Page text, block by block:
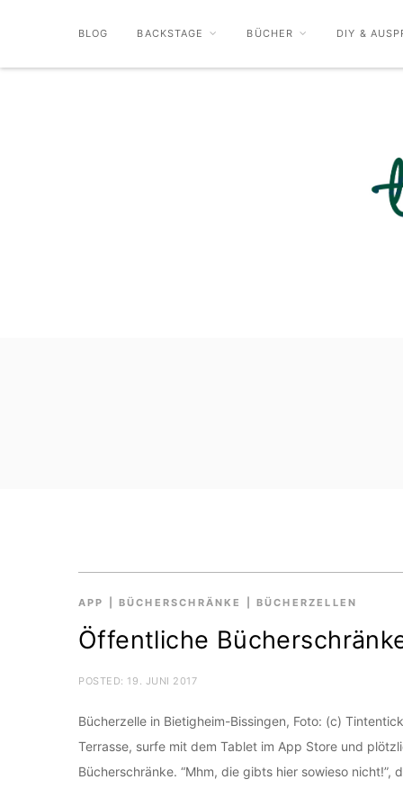
BLOG BACKSTAGE BÜCHER DIY &
APP BÜCHERSCHRÄNKE BÜCHERZELLEN
Öffentliche
POSTED: 19. JUNI 2017
Bücherzelle in Bietigheim-Bissingen, Foto: (c)
Terrasse, surfe mit dem Tablet im App Store und
Bücherschränke. “Mhm, die gibts hier sowieso